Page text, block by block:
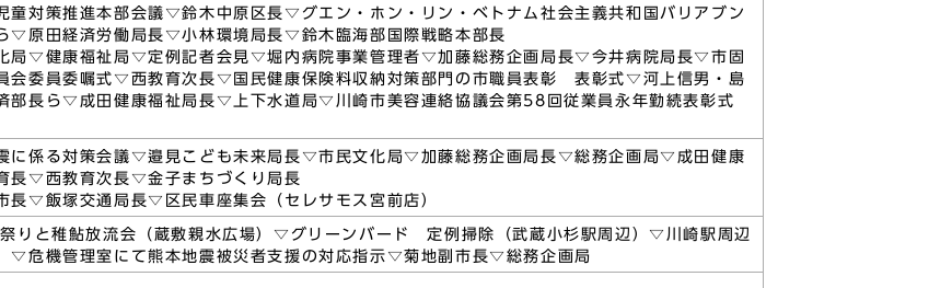
童対策推進本部会議▽鈴木中原区長▽グエン・ホン・リン・ベトナム社会主義共和国バリアブン
▽原田経済労働局長▽小林環境局長▽鈴木臨海部国際戦略本部長
局▽健康福祉局▽定例記者会見▽堀内病院事業管理者▽加藤総務企画局長▽今井病院局長▽市固
会委員委嘱式▽西教育次長▽国民健康保険料収納対策部門の市職員表彰 表彰式▽河上信男・島
部長ら▽成田健康福祉局長▽上下水道局▽川崎市美容連絡協議会第58回従業員永年勤続表彰式
に係る対策会議▽邉見こども未来局長▽市民文化局▽加藤総務企画局長▽総務企画局▽成田健康
長▽西教育次長▽金子まちづくり局長
長▽飯塚交通局長▽区民車座集会（セレサモス宮前店）
りと稚鮎放流会（蔵敷親水広場）▽グリーンバード 定例掃除（武蔵小杉駅周辺）▽川崎駅周辺
▽危機管理室にて熊本地震被災者支援の対応指示▽菊地副市長▽総務企画局